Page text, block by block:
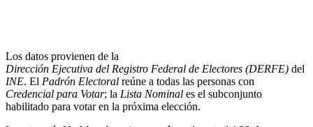
Los datos provienen de la
Dirección Ejecutiva del Registro Federal de Electores (DERFE) del
INE. El Padrón Electoral reúne a todas las personas con
Credencial para Votar; la Lista Nominal es el subconjunto
habilitado para votar en la próxima elección.